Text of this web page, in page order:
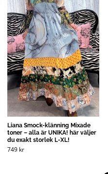
Liana Smock-klänning Mixade
toner – alla är UNIKA! här väljer
du exakt storlek L-XL!
749 kr